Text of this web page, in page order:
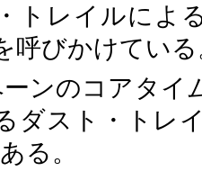
トレイルによ
呼びかけてい
ンのコアタイ
ダスト・トレ
る。